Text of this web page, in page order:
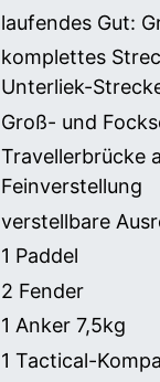
laufendes Gut:
komplettes
Unterliek-
Groß- und
Travellerbrücke
Feinverstellung
verstellbare
1 Paddel
2 Fender
1 Anker 7,5kg
1 Tactical-